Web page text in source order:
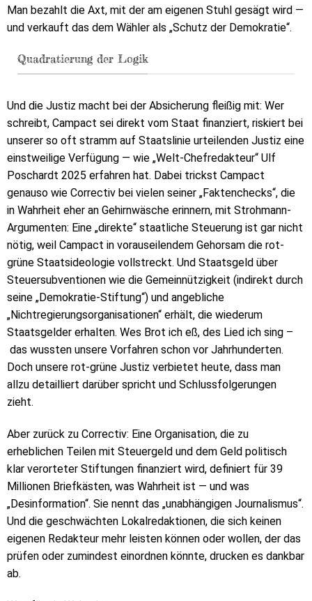
Man bezahlt die Axt, mit der am eigenen Stuhl gesägt wird —
und verkauft das dem Wähler als „Schutz der Demokratie“.
Quadratierung der Logik
Und die Justiz macht bei der Absicherung fleißig mit: Wer
schreibt, Campact sei direkt vom Staat finanziert, riskiert bei
unserer so oft stramm auf Staatslinie urteilenden Justiz eine
einstweilige Verfügung — wie „Welt-Chefredakteur“ Ulf
Poschardt 2025 erfahren hat. Dabei trickst Campact
genauso wie Correctiv bei vielen seiner „Faktenchecks“, die
in Wahrheit eher an Gehirnwäsche erinnern, mit Strohmann-
Argumenten: Eine „direkte“ staatliche Steuerung ist gar nicht
nötig, weil Campact in vorauseilendem Gehorsam die rot-
grüne Staatsideologie vollstreckt. Und Staatsgeld über
Steuersubventionen wie die Gemeinnützigkeit (indirekt durch
seine „Demokratie-Stiftung“) und angebliche
„Nichtregierungsorganisationen“ erhält, die wiederum
Staatsgelder erhalten. Wes Brot ich eß, des Lied ich sing –
das wussten unsere Vorfahren schon vor Jahrhunderten.
Doch unsere rot-grüne Justiz verbietet heute, dass man
allzu detailliert darüber spricht und Schlussfolgerungen
zieht.
Aber zurück zu Correctiv: Eine Organisation, die zu
erheblichen Teilen mit Steuergeld und dem Geld politisch
klar verorteter Stiftungen finanziert wird, definiert für 39
Millionen Briefkästen, was Wahrheit ist — und was
„Desinformation“. Sie nennt das „unabhängigen Journalismus“.
Und die geschwächten Lokalredaktionen, die sich keinen
eigenen Redakteur mehr leisten können oder wollen, der das
prüfen oder zumindest einordnen könnte, drucken es dankbar
ab.